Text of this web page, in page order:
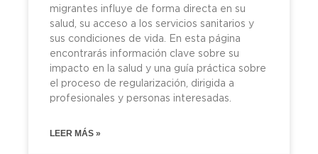
migrantes influye de forma directa en su
salud, su acceso a los servicios sanitarios y
sus condiciones de vida. En esta página
encontrarás información clave sobre su
impacto en la salud y una guía práctica sobre
el proceso de regularización, dirigida a
profesionales y personas interesadas.
LEER MÁS »